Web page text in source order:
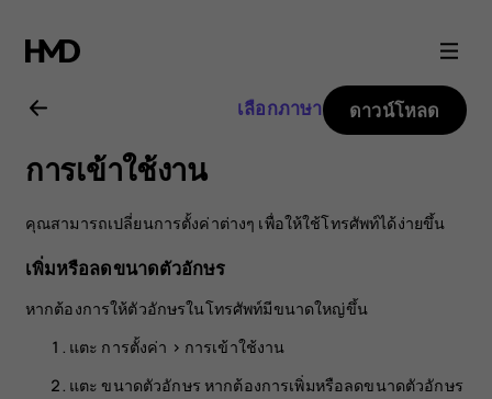
คู่มือ
ผู้
ใช้
Nokia
8.1
เลือกภาษา ดาวน์โหลด
การเข้าใช้งาน
คุณสามารถเปลี่ยนการตั้งค่าต่างๆ เพื่อให้ใช้โทรศัพท์ได้ง่ายขึ้น
เพิ่มหรือลดขนาดตัวอักษร
หากต้องการให้ตัวอักษรในโทรศัพท์มีขนาดใหญ่ขึ้น
แตะ การตั้งค่า > การเข้าใช้งาน
แตะขนาดตัวอักษร หากต้องการเพิ่มหรือลดขนาดตัวอักษร